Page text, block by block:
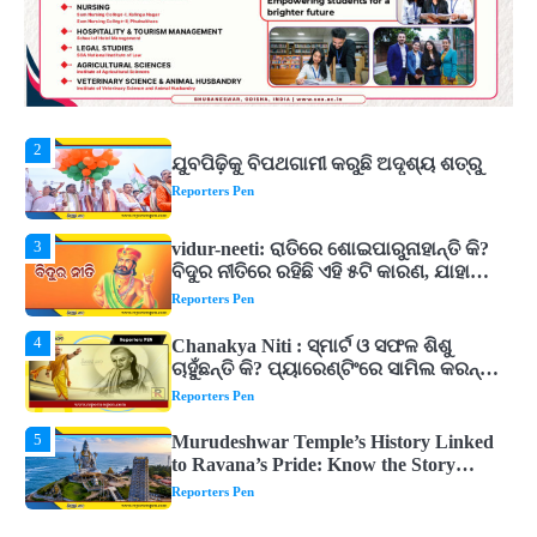
ଯୁବପିଢ଼ିକୁ ବିପଥଗାମୀ କରୁଛି ଅଦୃଶ୍ୟ ଶତ୍ରୁ
Reporters Pen
3
vidur-neeti: ରାତିରେ ଶୋଇପାରୁନାହାନ୍ତି କି?
ବିଦୁର ନୀତିରେ ରହିଛି ଏହି ୫ଟି କାରଣ, ଯାହା
ଉଡ଼ାଇ ଦିଏ ନିଦ
Reporters Pen
4
Chanakya Niti : ସ୍ମାର୍ଟ ଓ ସଫଳ ଶିଶୁ
ଚାହୁଁଛନ୍ତି କି? ପ୍ୟାରେଣ୍ଟିଂରେ ସାମିଲ କରନ୍ତୁ
ଚାଣକ୍ୟଙ୍କ ଏହି ୬ଟି କଥା
Reporters Pen
5
Murudeshwar Temple’s History Linked
to Ravana’s Pride: Know the Story
Behind the 123-Foot Shiva Statue by the
Sea
Reporters Pen
1
ମହାନଦୀରେ ବଢୁଛି ପାଣି, ହୀରାକୁଦରେ ୧୨ ଗେଟ୍
ଖୋଲିଲା
Reporters Pen